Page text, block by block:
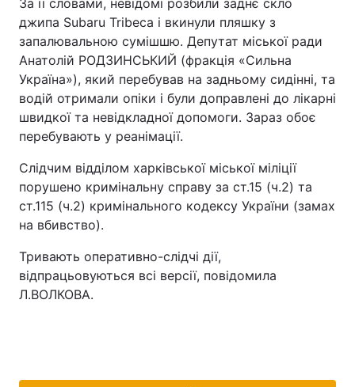
За її словами, невідомі розбили заднє скло
джипа Subaru Tribeca і вкинули пляшку з
запалювальною сумішшю. Депутат міської ради
Анатолій РОДЗИНСЬКИЙ (фракція «Сильна
Україна»), який перебував на задньому сидінні, та
водій отримали опіки і були доправлені до лікарні
швидкої та невідкладної допомоги. Зараз обоє
перебувають у реанімації.
Слідчим відділом харківської міської міліції
порушено кримінальну справу за ст.15 (ч.2) та
ст.115 (ч.2) кримінального кодексу України (замах
на вбивство).
Тривають оперативно-слідчі дії,
відпрацьовуються всі версії, повідомила
Л.ВОЛКОВА.